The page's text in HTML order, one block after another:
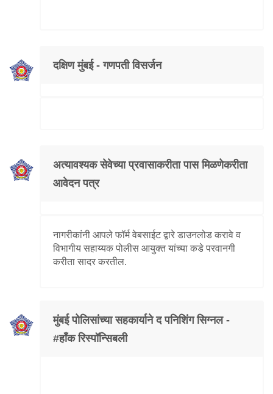
दक्षिण मुंबई - गणपती विसर्जन
अत्यावश्यक सेवेच्या प्रवासाकरीता पास मिळणेकरीता
आवेदन पत्र
नागरीकांनी आपले फॉर्म वेबसाईट द्वारे डाउनलोड करावे व
विभागीय सहाय्यक पोलीस आयुक्त यांच्या कडे परवानगी
करीता सादर करतील.
मुंबई पोलिसांच्या सहकार्याने द पनिशिंग सिग्नल -
#हॉंक रिस्पॉन्सिबली